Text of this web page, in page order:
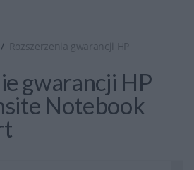
Rozszerzenia gwarancji HP
gwarancji HP
Notebook